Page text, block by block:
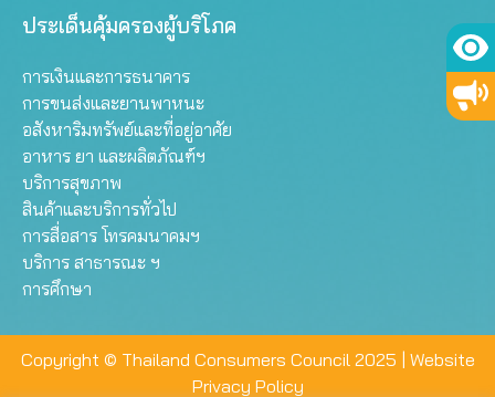
ประเด็นคุ้มครองผู้บริโภค
การเงินและการธนาคาร
การขนส่งและยานพาหนะ
อสังหาริมทรัพย์และที่อยู่อาศัย
อาหาร ยา และผลิตภัณฑ์ฯ
บริการสุขภาพ
สินค้าและบริการทั่วไป
การสื่อสาร โทรคมนาคมฯ
บริการ สาธารณะ ฯ
การศึกษา
Copyright © Thailand Consumers Council 2025 | Website
Privacy Policy